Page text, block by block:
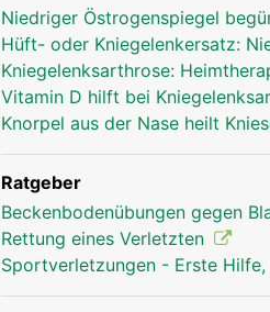
Niedriger Östrogenspiegel
Hüft- oder Kniegelenkersatz:
Kniegelenksarthrose:
Vitamin D hilft bei
Knorpel aus der Nase heilt
Ratgeber
Beckenbodenübungen gegen
Rettung eines Verletzten
Sportverletzungen - Erste